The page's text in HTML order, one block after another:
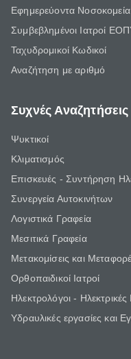
Εφημερεύοντα Νοσοκομεία
Συμβεβλημένοι Ιατροί
Ταχυδρομικοί Κωδικοί
Αναζήτηση με αριθμό
Συχνές Αναζητήσεις
Ψυκτικοί
Κλιματισμός
Επισκευές - Συντήρηση
Συνεργεία Αυτοκινήτων
Λογιστικά Γραφεία
Μεσιτικά Γραφεία
Μετακομίσεις και
Ορθοπαιδικοί Ιατροί
Ηλεκτρολόγοι - Ηλεκτρικές
Υδραυλικές εργασίες και